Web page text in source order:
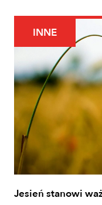
INNE
Jesień stanowi